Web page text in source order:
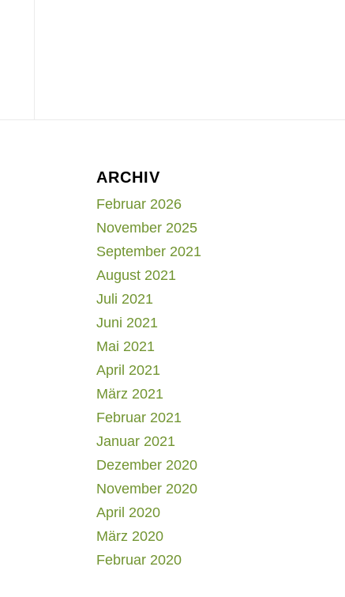
ARCHIV
Februar 2026
November 2025
September 2021
August 2021
Juli 2021
Juni 2021
Mai 2021
April 2021
März 2021
Februar 2021
Januar 2021
Dezember 2020
November 2020
April 2020
März 2020
Februar 2020